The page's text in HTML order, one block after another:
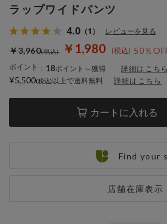
ラップワイドパンツ
4.0 （1） レビューを見る
￥1,980 50％
￥3,960
ポイント ： 18ポイント～獲得 詳細はこちら
カートに入れる
店舗在庫表示
¥5,500 以上で送料無料 詳細はこちら
Find your